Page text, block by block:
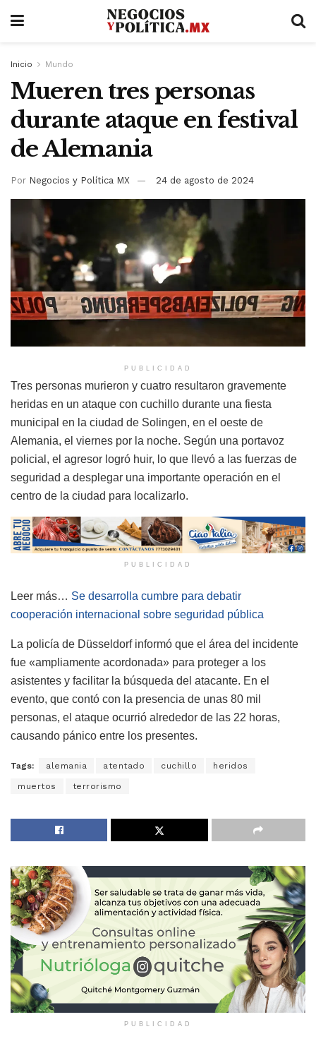
Inicio Mundo
Mueren tres personas
durante ataque en festival
de Alemania
Por Negocios y Política MX 24 de agosto de 2024
PUBLICIDAD
Tres personas murieron y cuatro resultaron gravemente
heridas en un ataque con cuchillo durante una fiesta
municipal en la ciudad de Solingen, en el oeste de
Alemania, el viernes por la noche. Según una portavoz
policial, el agresor logró huir, lo que llevó a las fuerzas de
seguridad a desplegar una importante operación en el
centro de la ciudad para localizarlo.
PUBLICIDAD
Leer más… Se desarrolla cumbre para debatir
cooperación internacional sobre seguridad pública
La policía de Düsseldorf informó que el área del incidente
fue «ampliamente acordonada» para proteger a los
asistentes y facilitar la búsqueda del atacante. En el
evento, que contó con la presencia de unas 80 mil
personas, el ataque ocurrió alrededor de las 22 horas,
causando pánico entre los presentes.
Tags: alemania atentado cuchillo heridos
muertos terrorismo
PUBLICIDAD